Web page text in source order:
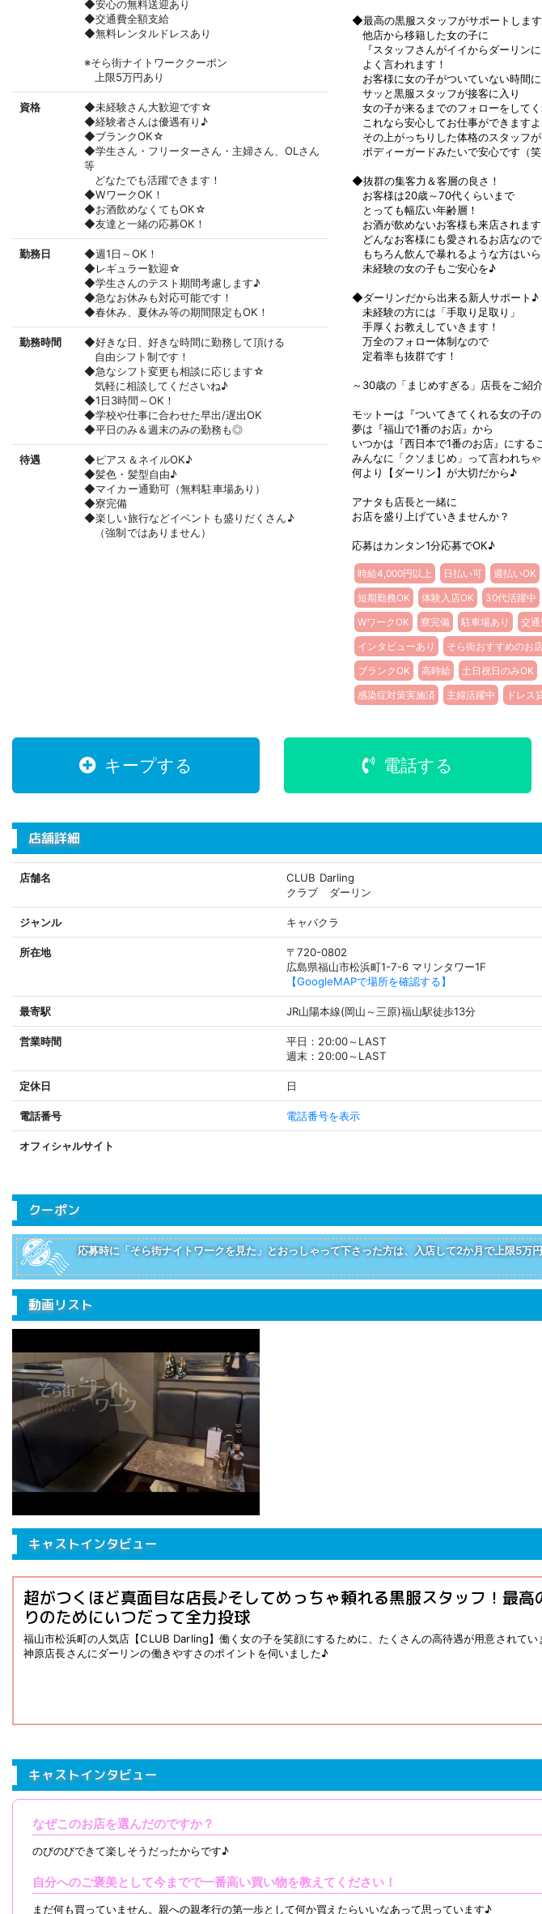
◆交通費全額支給
◆無料レンタルドレスあり
※そら街ナイトワーククーポン
上限5万円あり
資格
◆未経験さん大歓迎です☆
◆経験者さんは優遇有り♪
◆ブランクOK☆
◆学生さん・フリーターさん・主婦さん、OLさん
等
どなたでも活躍できます！
◆WワークOK！
◆お酒飲めなくてもOK☆
◆友達と一緒の応募OK！
勤務日
◆週1日～OK！
◆レギュラー歓迎☆
◆学生さんのテスト期間考慮します♪
◆急なお休みも対応可能です！
◆春休み、夏休み等の期間限定もOK！
勤務時間
◆好きな日、好きな時間に勤務して頂ける
自由シフト制です！
◆急なシフト変更も相談に応じます☆
気軽に相談してくださいね♪
◆1日3時間～OK！
◆学校や仕事に合わせた早出/遅出OK
◆平日のみ＆週末のみの勤務も◎
待遇
◆ピアス＆ネイルOK♪
◆髪色・髪型自由♪
◆マイカー通勤可（無料駐車場あり）
◆寮完備
◆楽しい旅行などイベントも盛りだくさん♪
（強制ではありません）
◆最高の黒服スタッフがサポートします
他店から移籍した女の子に
『スタッフさんがイイからダーリン
よく言われます！
お客様に女の子がついていない時間
サッと黒服スタッフが接客に入り
女の子が来るまでのフォローをしてく
これなら安心してお仕事ができます
その上がっちりした体格のスタッフが
ボディーガードみたいで安心です（笑
◆抜群の集客力＆客層の良さ！
お客様は20歳～70代くらいまで
とっても幅広い年齢層！
お酒が飲めないお客様も来店されます
どんなお客様にも愛されるお店なの
もちろん飲んで暴れるような方はい
未経験の女の子もご安心を♪
◆ダーリンだから出来る新人サポート♪
未経験の方には「手取り足取り」
手厚くお教えしていきます！
万全のフォロー体制なので
定着率も抜群です！
～30歳の「まじめすぎる」店長をご紹
モットーは『ついてきてくれる女の子の
夢は『福山で1番のお店』から
いつかは『西日本で1番のお店』にする
みんなに「クソまじめ」って言われち
何より【ダーリン】が大切だから♪
アナタも店長と一緒に
お店を盛り上げていきませんか？
応募はカンタン1分応募でOK♪
時給4,000円以上 日払い可 週払いOK
短期勤務OK
体験入店OK 30代活躍中
WワークOK
寮完備 駐車場あり 交
インタビューあり
そら街おすすめのお
ブランクOK
高時給 土日祝日のみOK
感染症対策実施済
主婦活躍中 ドレス
キープする 電話する
店舗詳細
店舗名
CLUB Darling
クラブ ダーリン
ジャンル キャバクラ
所在地
〒720-0802
広島県福山市松浜町1-7-6 マリンタワー1F
【GoogleMAPで場所を確認する】
最寄駅 JR山陽本線(岡山～三原)福山駅徒歩13分
営業時間
平日：20:00～LAST
週末：20:00～LAST
定休日 日
電話番号 電話番号を表示
オフィシャルサイト
クーポン
応募時に「そら街ナイトワークを見た」とおっしゃって下さった方は、入店して2か月で上限5万
動画リスト
キャストインタビュー
超がつくほど真面目な店長♪そしてめっちゃ頼れる黒服スタッフ！最高
りのためにいつだって全力投球
福山市松浜町の人気店【CLUB Darling】働く女の子を笑顔にするために、たくさんの高待遇が用意されて
神原店長さんにダーリンの働きやすさのポイントを伺いました♪
キャストインタビュー
なぜこのお店を選んだのですか？
のびのびできて楽しそうだったからです♪
自分へのご褒美として今までで一番高い買い物を教えてください！
まだ何も買っていません。親への親孝行の第一歩として何か買えたらいいなあって思っています♪